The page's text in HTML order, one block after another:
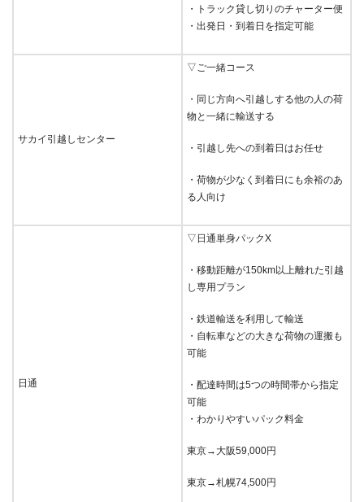
・トラック貸し切りのチャーター便
・出発日・到着日を指定可能
サカイ引越しセンター
▽ご一緒コース
・同じ方向へ引越しする他の人の荷
物と一緒に輸送する
・引越し先への到着日はお任せ
・荷物が少なく到着日にも余裕のあ
る人向け
日通
▽日通単身パックX
・移動距離が150km以上離れた引越
し専用プラン
・鉄道輸送を利用して輸送
・自転車などの大きな荷物の運搬も
可能
・配達時間は5つの時間帯から指定
可能
・わかりやすいパック料金
東京→大阪59,000円
東京→札幌74,500円